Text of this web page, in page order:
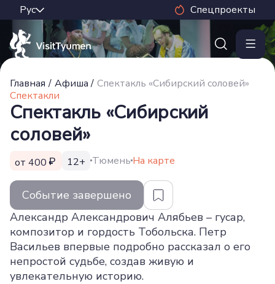
Спецпроекты
Главная / Афиша / Спектакль «Сибирский соловей»
Спектакли
Спектакль «Сибирский
соловей»
от 400 12+ ТюменьНа карте
Событие завершено
Александр Александрович Алябьев – гусар,
композитор и гордость Тобольска. Петр
Васильев впервые подробно рассказал о его
непростой судьбе, создав живую и
увлекательную историю.